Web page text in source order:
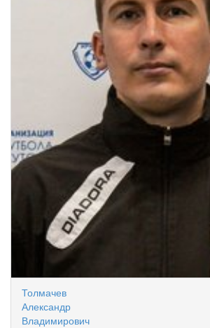
Толмачев
Александр
Владимирович